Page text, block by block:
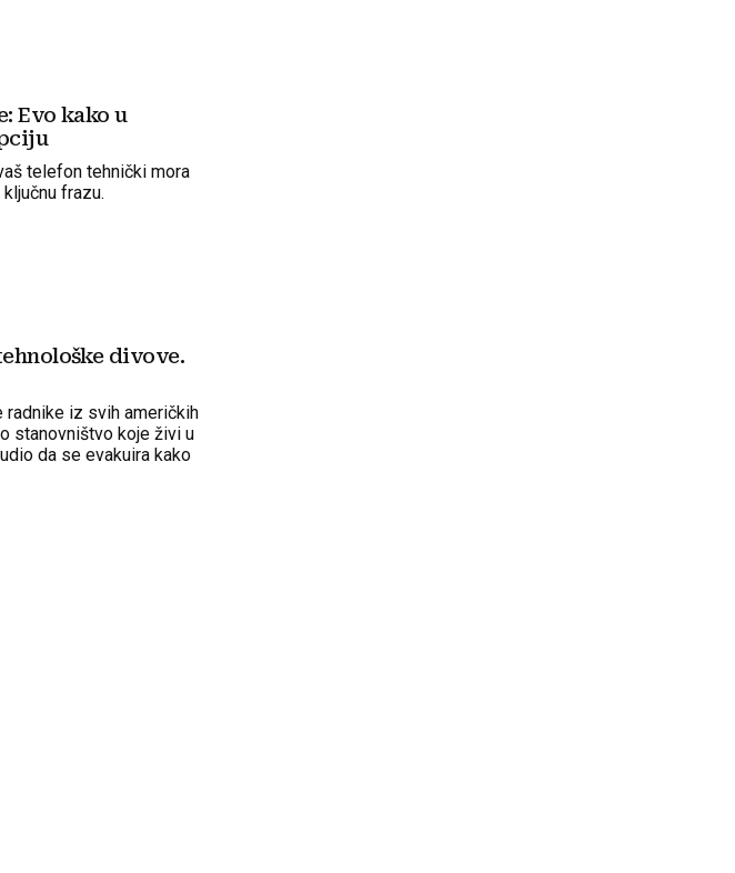
Evo kako u
telefon tehnički mora
frazu.
divove.
radnike iz svih američkih
stanovništvo koje živi u
da se evakuira kako